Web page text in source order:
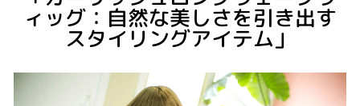
ィッグ：自然な美しさを引き出す
スタイリングアイテム」